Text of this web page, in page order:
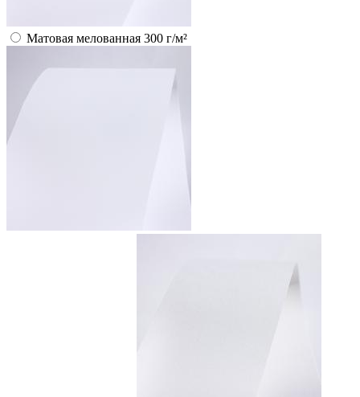
Матовая мелованная 300 г/м²